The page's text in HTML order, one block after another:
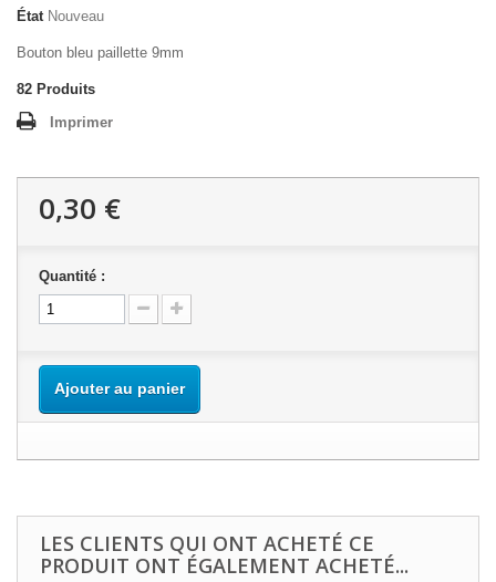
État Nouveau
Bouton bleu paillette 9mm
82 Produits
Imprimer
0,30 €
Quantité :
Ajouter au panier
LES CLIENTS QUI ONT ACHETÉ CE
PRODUIT ONT ÉGALEMENT ACHETÉ...